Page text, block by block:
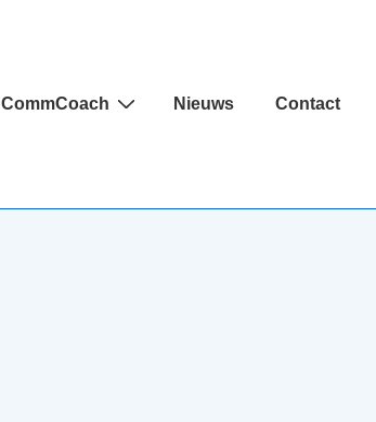
CommCoach Nieuws Contact